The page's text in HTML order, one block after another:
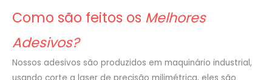
Como são feitos os Melhores
Adesivos?
Nossos adesivos são produzidos em maquinário industrial,